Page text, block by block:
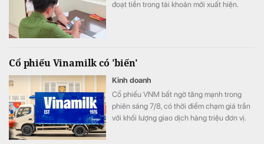
đoạt tiền trong tài khoản mới xuất hiện.
Cổ phiếu Vinamilk có 'biến'
Kinh doanh
Cổ phiếu VNM bất ngờ tăng mạnh trong
phiên sáng 7/8, có thời điểm chạm giá trần
với khối lượng giao dịch hàng triệu đơn vị.